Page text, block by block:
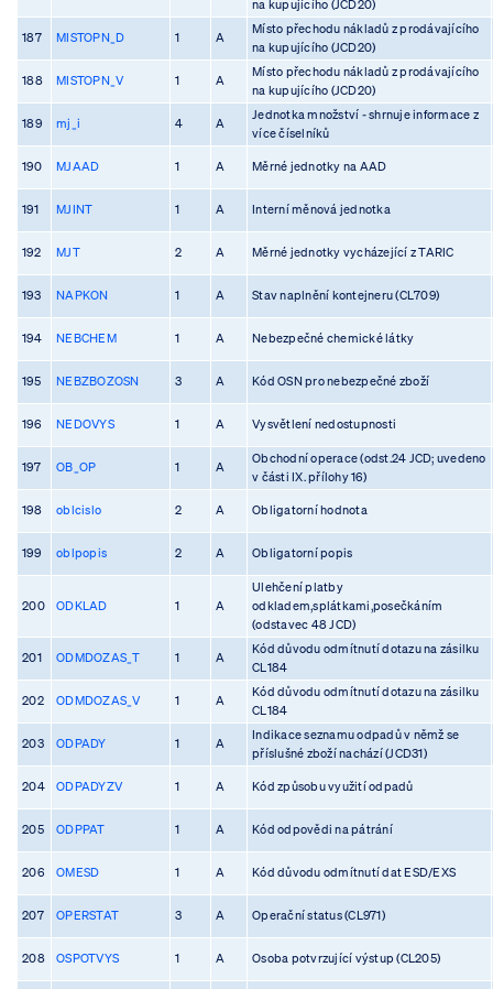
na kupujícího (JCD20)
187 MISTOPN_D 1 A
Místo přechodu nákladů z prodávajícího
na kupujícího (JCD20)
188 MISTOPN_V 1 A
Místo přechodu nákladů z prodávajícího
na kupujícího (JCD20)
189 mj_i 4 A
Jednotka množství - shrnuje informace z
více číselníků
190 MJAAD 1 A Měrné jednotky na AAD
191 MJINT 1 A Interní měnová jednotka
192 MJT 2 A Měrné jednotky vycházející z TARIC
193 NAPKON 1 A Stav naplnění kontejneru (CL709)
194 NEBCHEM 1 A Nebezpečné chemické látky
195 NEBZBOZOSN 3 A Kód OSN pro nebezpečné zboží
196 NEDOVYS 1 A Vysvětlení nedostupnosti
197 OB_OP 1 A
Obchodní operace (odst.24 JCD; uvedeno
v části IX. přílohy 16)
198 oblcislo 2 A Obligatorní hodnota
199 oblpopis 2 A Obligatorní popis
200 ODKLAD 1 A
Ulehčení platby
odkladem,splátkami,posečkáním
(odstavec 48 JCD)
201 ODMDOZAS_T 1 A
Kód důvodu odmítnutí dotazu na zásilku
CL184
202 ODMDOZAS_V 1 A
Kód důvodu odmítnutí dotazu na zásilku
CL184
203 ODPADY 1 A
Indikace seznamu odpadů v němž se
příslušné zboží nachází (JCD31)
204 ODPADYZV 1 A Kód způsobu využití odpadů
205 ODPPAT 1 A Kód odpovědi na pátrání
206 OMESD 1 A Kód důvodu odmítnutí dat ESD/EXS
207 OPERSTAT 3 A Operační status (CL971)
208 OSPOTVYS 1 A Osoba potvrzující výstup (CL205)